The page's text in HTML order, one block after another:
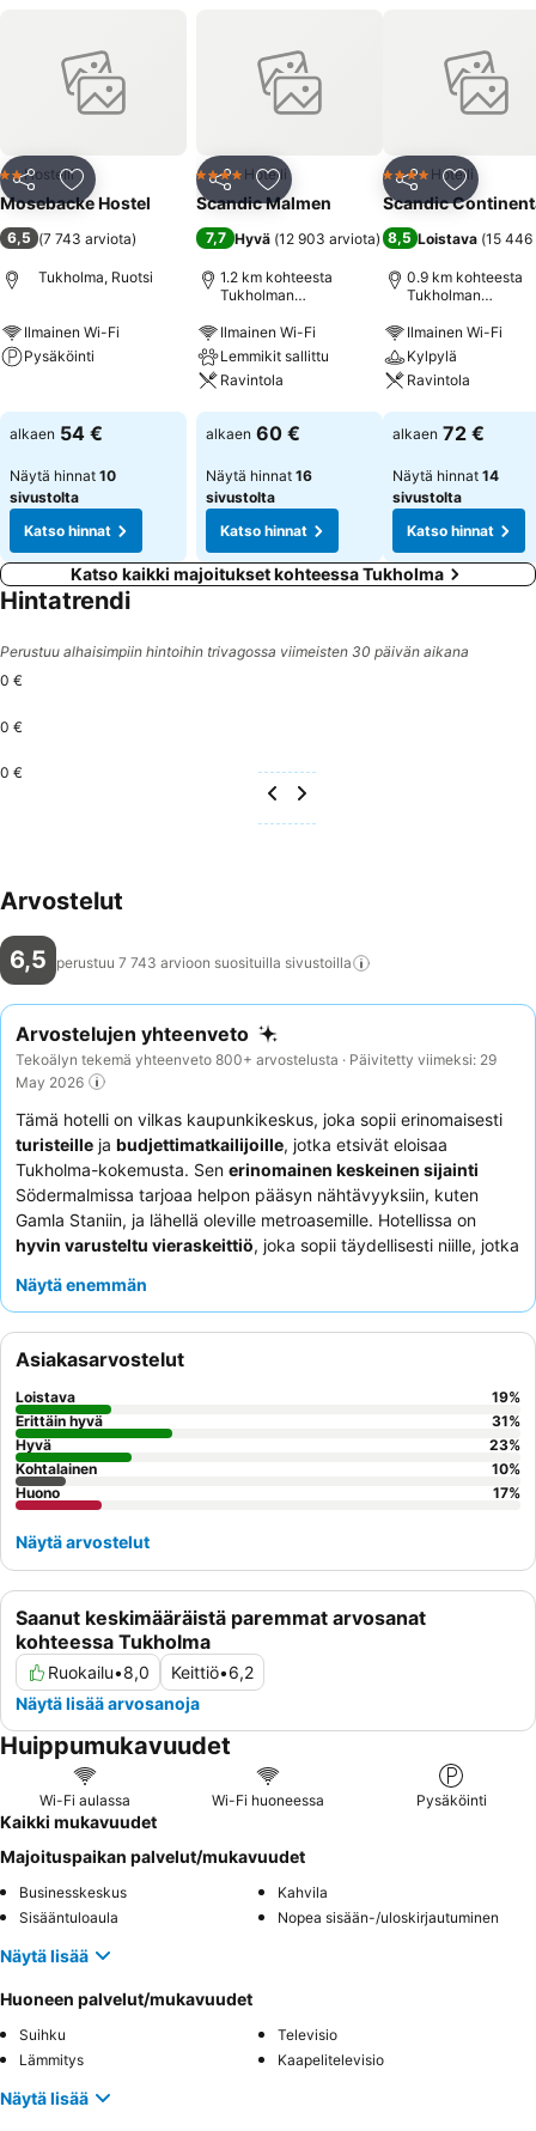
Jaa Lisää suosikkeihin
2 Tähtiluokitus
Hostelli
Mosebacke Hostel
6,5 (7 743 arviota)
Tukholma, Ruotsi
Ilmainen Wi-Fi
Pysäköinti
alkaen 54 €
Näytä hinnat 10
sivustolta
Katso hinnat
Jaa Lisää suosikkeihin
4 Tähtiluokitus
Hotelli
Scandic Malmen
7,7 Hyvä (12 903 arviota)
1.2 km kohteesta
Tukholman
Ilmainen Wi-Fi
Lemmikit sallittu
Ravintola
Katso hinnat
alkaen 60 €
Näytä hinnat 16
sivustolta
Katso hinnat
Jaa Lisää
4 Tähtiluokitus
Hotelli
Scandic
8,5 Loistava (15 446
0.9 km kohteesta
Tukholman
Ilmainen Wi-Fi
Kylpylä
Ravintola
Katso hinnat
alkaen 72 €
Näytä hinnat 14
sivustolta
Katso hinnat
Katso kaikki majoitukset kohteessa Tukholma
Hintatrendi
Perustuu alhaisimpiin hintoihin trivagossa viimeisten 30 päivän aikana
0 €
0 €
0 €
Arvostelut
6,5 perustuu 7 743 arvioon suosituilla sivustoilla
Arvostelujen yhteenveto
Tekoälyn tekemä yhteenveto 800+ arvostelusta · Päivitetty viimeksi: 29
May 2026
Tämä hotelli on vilkas kaupunkikeskus, joka sopii erinomaisesti
turisteille ja budjettimatkailijoille, jotka etsivät eloisaa
Tukholma-kokemusta. Sen erinomainen keskeinen sijainti
Södermalmissa tarjoaa helpon pääsyn nähtävyyksiin, kuten
Gamla Staniin, ja lähellä oleville metroasemille. Hotellissa on
hyvin varusteltu vieraskeittiö, joka sopii täydellisesti niille, jotka
ystävällistä ja avuliasta henkilökuntaa
pyytää huonetta, jossa on ikkunat.
Näytä enemmän
Saanut keskimääräistä paremmat arvosanat
kohteessa Tukholma
Ruokailu•8,0 Keittiö•6,2
Näytä lisää arvosanoja
Asiakasarvostelut
Loistava 19%
Erittäin hyvä
31%
Hyvä
23%
Kohtalainen
10%
Huono
17%
Näytä arvostelut
Huippumukavuudet
Wi-Fi aulassa Wi-Fi huoneessa Pysäköinti
Kaikki mukavuudet
Majoituspaikan palvelut/mukavuudet
Businesskeskus
Kahvila
Sisääntuloaula
Nopea sisään-/uloskirjautuminen
Näytä lisää
Huoneen palvelut/mukavuudet
Suihku
Televisio
Lämmitys
Kaapelitelevisio
Näytä lisää